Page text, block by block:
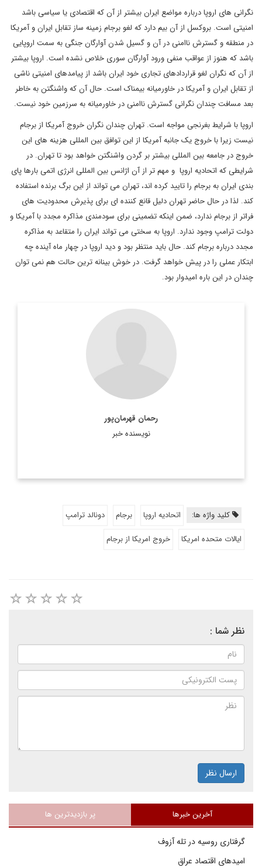
نگرانی های اروپا درباره مواضع ایران بیشتر از آن که اقتصادی یا سیاسی باشد
امنیتی است. بروکسل از آن بیم دارد که لغو برجام زمینه ساز تقابل ایران و آمریکا
در منطقه و گسترش ناامنی در آن و گسیل شدن آوارگان جنگی به سمت اروپایی
باشد که هنوز از عواقب منفی ورود آوارگان سوری خلاص نشده است. اروپا بیشتر
از آن که نگران لغو قراردادهای تجاری خود ایران باشد از پیامدهای امنیتی ناشی
از تقابل ایران و آمریکا در خاورمیانه بیمناک است. حال آن که واشنگتن به خاطر
بعد مسافت چندان نگرانی گسترش ناامنی در خاورمیانه به سرزمین خود نیست.
اروپا با شرایط بغرنجی مواجه است. تهران چندان نگران خروج آمریکا از برجام
نیست زیرا با خروج یک جانبه آمریکا از این توافق بین المللی هزینه های این
خروج در جامعه بین المللی بیشتر بر گردن واشنگتن خواهد بود تا تهران. در
شرایطی که اتحادیه اروپا و مهم تر از آن اژانس بین المللی انرژی اتمی بارها پای
بندی ایران به برجام را تایید کرده اند، تهران می تواند از این برگ برنده استفاده
کند. لذا در حال حاضر تهران دلیل قانع کننده ای برای پذیرش محدودیت های
فراتر از برجام ندارد، ضمن اینکه تضمینی برای سودمندی مذاکره مجدد با آمریکا و
دولت ترامپ وجود ندارد. اروپا به سختی می تواند ایران را متقاعد به مذاکره
مجدد درباره برجام کند. حال باید منتظر بود و دید اروپا در چهار ماه آینده چه
ابتکار عملی را در پیش خواهد گرفت. در خوش بینانه ترین حالت هم نمی توان
چندان در این باره امیدوار بود.
رحمان قهرمان‌پور
نویسنده خبر
کلید واژه ها: اتحادیه اروپا برجام
دونالد ترامپ
ایالات متحده امریکا
خروج امریکا از برجام
نظر شما :
ارسال نظر
آخرین خبرها پر بازدیدترین ها
گرفتاری روسیه در تله آزوف
امیدهای اقتصاد عراق